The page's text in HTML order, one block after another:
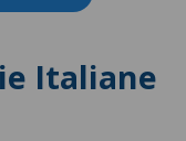
Italiane